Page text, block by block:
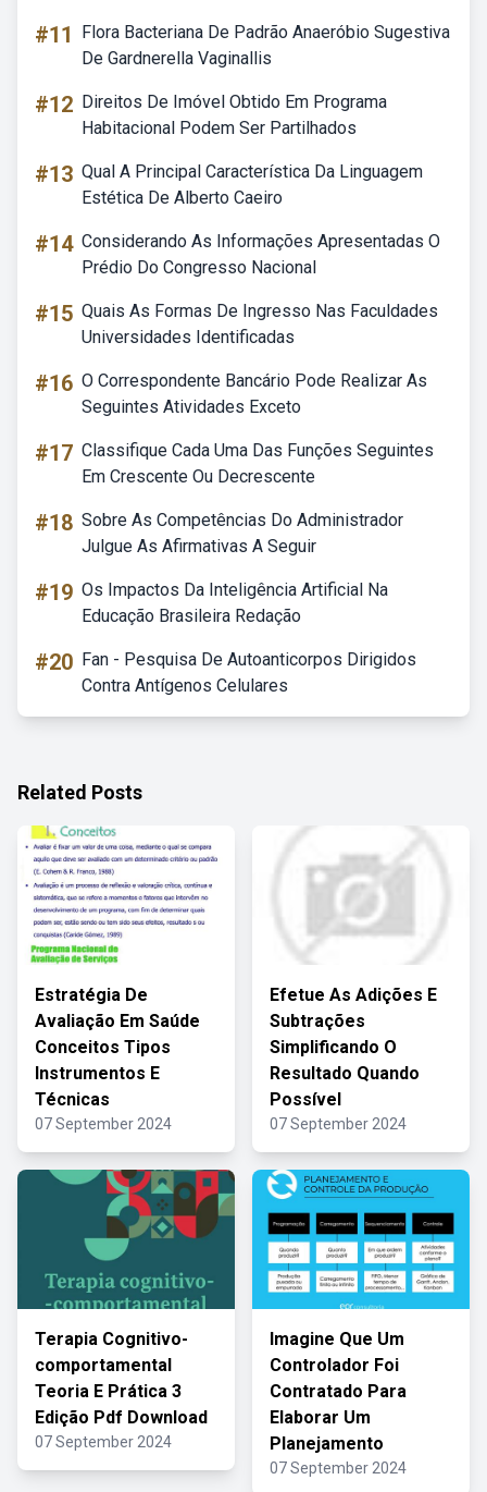
#11
Flora Bacteriana De Padrão Anaeróbio Sugestiva
De Gardnerella Vaginallis
#12 Direitos De Imóvel Obtido Em Programa
Habitacional Podem Ser Partilhados
#13 Qual A Principal Característica Da Linguagem
Estética De Alberto Caeiro
#14 Considerando As Informações Apresentadas O
Prédio Do Congresso Nacional
#15 Quais As Formas De Ingresso Nas Faculdades
Universidades Identificadas
#16 O Correspondente Bancário Pode Realizar As
Seguintes Atividades Exceto
#17 Classifique Cada Uma Das Funções Seguintes
Em Crescente Ou Decrescente
#18 Sobre As Competências Do Administrador
Julgue As Afirmativas A Seguir
#19 Os Impactos Da Inteligência Artificial Na
Educação Brasileira Redação
#20 Fan - Pesquisa De Autoanticorpos Dirigidos
Contra Antígenos Celulares
Related Posts
Estratégia De
Avaliação Em Saúde
Conceitos Tipos
Instrumentos E
Técnicas
07 September 2024
Efetue As Adições E
Subtrações
Simplificando O
Resultado Quando
Possível
07 September 2024
Terapia Cognitivo-
comportamental
Teoria E Prática 3
Edição Pdf Download
07 September 2024
Imagine Que Um
Controlador Foi
Contratado Para
Elaborar Um
Planejamento
07 September 2024